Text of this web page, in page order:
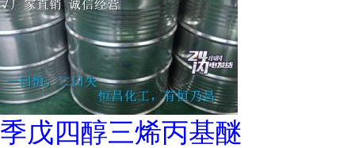
季戊四醇三烯丙基醚